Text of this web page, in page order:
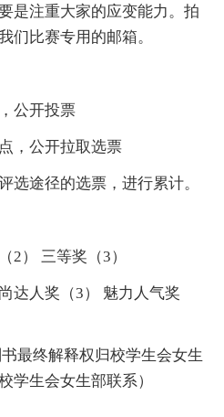
是注重大家的应变能力。拍
们比赛专用的邮箱。
公开投票
，公开拉取选票
选途径的选票，进行累计。
2） 三等奖（3）
达人奖（3） 魅力人气奖
最终解释权归校学生会女生
学生会女生部联系）